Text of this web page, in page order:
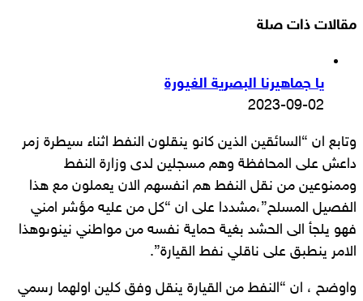
مقالات ذات صلة
يا جماهيرنا البصرية الغيورة
2023-09-02
وتابع ان “السائقين الذين كانو ينقلون النفط اثناء سيطرة زمر
داعش على المحافظة وهم مسجلين لدى وزارة النفط
وممنوعين من نقل النفط هم انفسهم الان يعملون مع هذا
الفصيل المسلح”،مشددا على ان “كل من عليه مؤشر امني
فهو يلجأ الى الحشد بغية حماية نفسه من مواطني نينوىوهذا
الامر ينطبق على ناقلي نفط القيارة”.
واوضح ، ان “النفط من القيارة ينقل وفق كلين اولهما رسمي